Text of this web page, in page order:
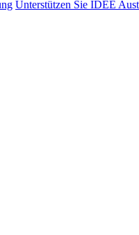
Unterstützen Sie IDEE